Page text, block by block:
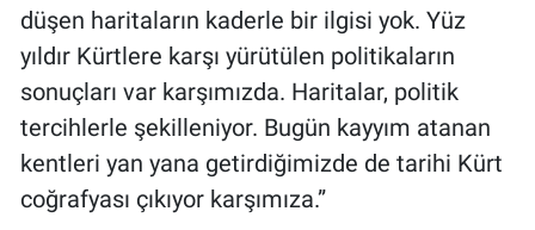
düşen haritaların kaderle bir ilgisi yok. Yüz
yıldır Kürtlere karşı yürütülen politikaların
sonuçları var karşımızda. Haritalar, politik
tercihlerle şekilleniyor. Bugün kayyım atanan
kentleri yan yana getirdiğimizde de tarihi Kürt
coğrafyası çıkıyor karşımıza.”